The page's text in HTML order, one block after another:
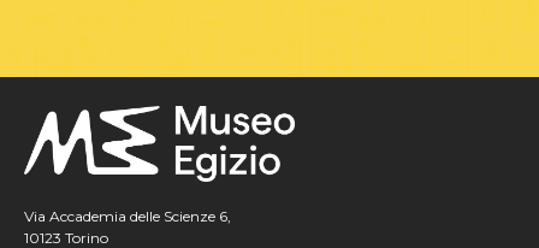
Via Accademia delle Scienze 6,
10123 Torino